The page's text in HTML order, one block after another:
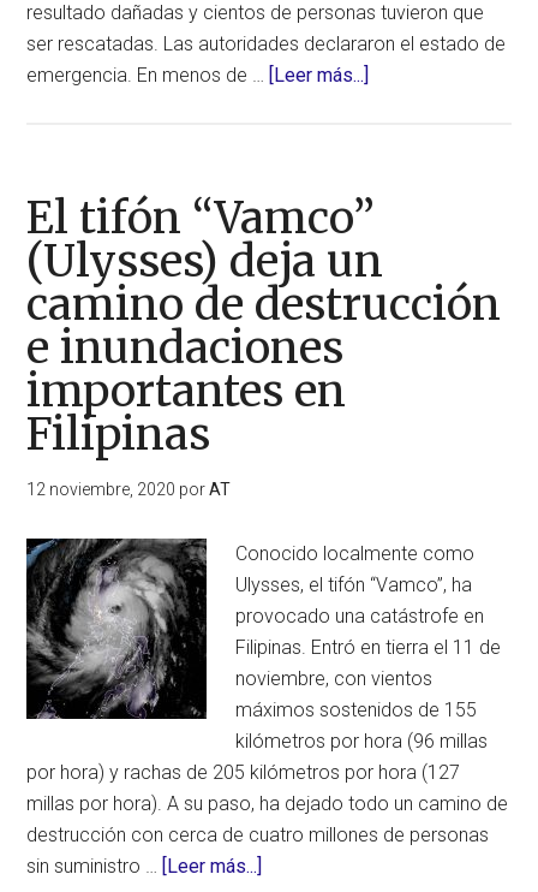
resultado dañadas y cientos de personas tuvieron que
ser rescatadas. Las autoridades declararon el estado de
emergencia. En menos de … [Leer más...]
sumergen
ciudad
de
Sao
El tifón “Vamco”
(Ulysses) deja un
camino de destrucción
e inundaciones
importantes en
Filipinas
12 noviembre, 2020 porAT
Conocido localmente como
Ulysses, el tifón “Vamco”, ha
provocado una catástrofe en
Filipinas. Entró en tierra el 11 de
noviembre, con vientos
máximos sostenidos de 155
kilómetros por hora (96 millas
por hora) y rachas de 205 kilómetros por hora (127
millas por hora). A su paso, ha dejado todo un camino de
destrucción con cerca de cuatro millones de personas
sin suministro … [Leer más...]